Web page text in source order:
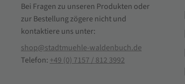
Bei Fragen zu unseren Produkten oder
zur Bestellung zögere nicht und
kontaktiere uns unter:
shop@stadtmuehle-waldenbuch.de
Telefon: +49 (0) 7157 / 812 3992